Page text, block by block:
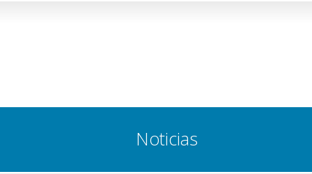
Noticias